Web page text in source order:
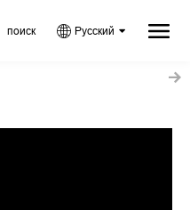
поиск Русский